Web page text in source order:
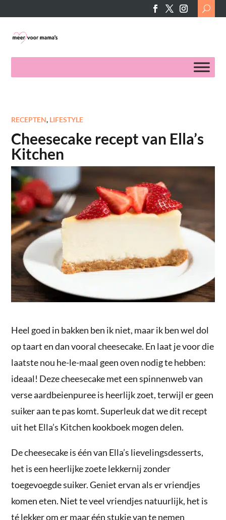
Search
for:
RECEPTEN, LIFESTYLE
Cheesecake recept van Ella’s
Kitchen
Heel goed in bakken ben ik niet, maar ik ben wel dol
op taart en dan vooral cheesecake. En laat je voor die
laatste nou he-le-maal geen oven nodig te hebben:
ideaal! Deze cheesecake met een spinnenweb van
verse aardbeienpuree is heerlijk zoet, terwijl er geen
suiker aan te pas komt. Superleuk dat we dit recept
uit het Ella’s Kitchen kookboek mogen delen.
De cheesecake is één van Ella’s lievelingsdesserts,
het is een heerlijke zoete lekkernij zonder
toegevoegde suiker. Geniet ervan als er vriendjes
komen eten. Niet te veel vriendjes natuurlijk, het is
té lekker om er maar één stukje van te nemen